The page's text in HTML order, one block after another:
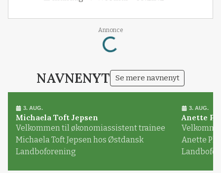
Annonce
Loading...
NAVNENYT Se mere navnenyt
3. AUG.
Michaela Toft Jepsen
Velkommen til økonomiassistent trainee
Michaela Toft Jepsen hos Østdansk
Landboforening
3. AUG.
Anette
Anette